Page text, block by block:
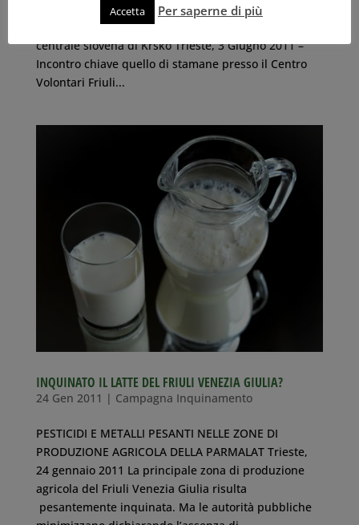
affrontano assieme le verità e le sfide del
Referendum e del rischio nucleare legato alla
centrale slovena di Krško Trieste, 3 Giugno 2011 –
Incontro chiave quello di stamane presso il Centro
Volontari Friuli...
INQUINATO IL LATTE DEL FRIULI VENEZIA GIULIA?
24 Gen 2011 | Campagna Inquinamento
PESTICIDI E METALLI PESANTI NELLE ZONE DI
PRODUZIONE AGRICOLA DELLA PARMALAT Trieste,
24 gennaio 2011 La principale zona di produzione
agricola del Friuli Venezia Giulia risulta
pesantemente inquinata. Ma le autorità pubbliche
Accetta Per saperne di più